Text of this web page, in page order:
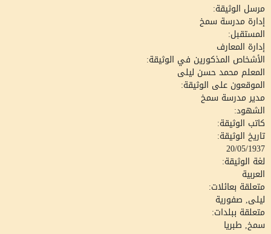
مرسل الوثيقة:
إدارة مدرسة سمخ
المستقبل:
إدارة المعارف
الأشخاص المذكورين في الوثيقة:
المعلم محمد حسن ليلى
الموقعون على الوثيقة:
مدير مدرسة سمخ
الشهود:
كاتب الوثيقة:
تاريخ الوثيقة:
20/05/1937
لغة الوثيقة:
العربية
متعلقة بعائلات:
ليلى, صفورية
متعلقة ببلدات:
سمخ, طبريا